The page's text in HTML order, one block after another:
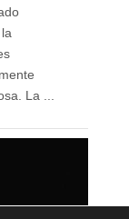
La ...